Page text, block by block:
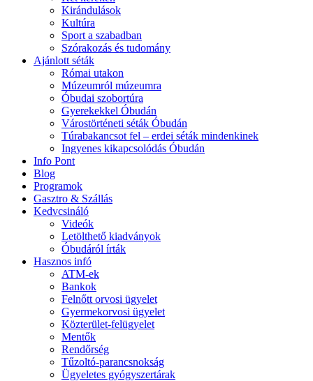
Kirándulások
Kultúra
Sport a szabadban
Szórakozás és tudomány
Ajánlott séták
Római utakon
Múzeumról múzeumra
Óbudai szobortúra
Gyerekekkel Óbudán
Várostörténeti séták Óbudán
Túrabakancsot fel – erdei séták mindenkinek
Ingyenes kikapcsolódás Óbudán
Info Pont
Blog
Programok
Gasztro & Szállás
Kedvcsináló
Videók
Letölthető kiadványok
Óbudáról írták
Hasznos infó
ATM-ek
Bankok
Felnőtt orvosi ügyelet
Gyermekorvosi ügyelet
Közterület-felügyelet
Mentők
Rendőrség
Tűzoltó-parancsnokság
Ügyeletes gyógyszertárak